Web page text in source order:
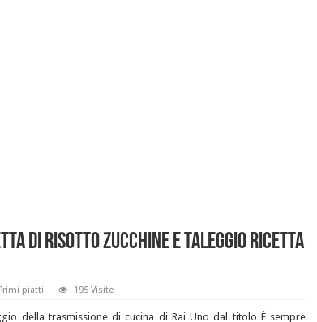
di risotto zucchine e taleggio ricetta
Primi piatti 195 Visite
della trasmissione di cucina di Rai Uno dal titolo È sempre